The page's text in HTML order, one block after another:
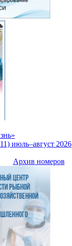
июль–август 2026
Архив номеров